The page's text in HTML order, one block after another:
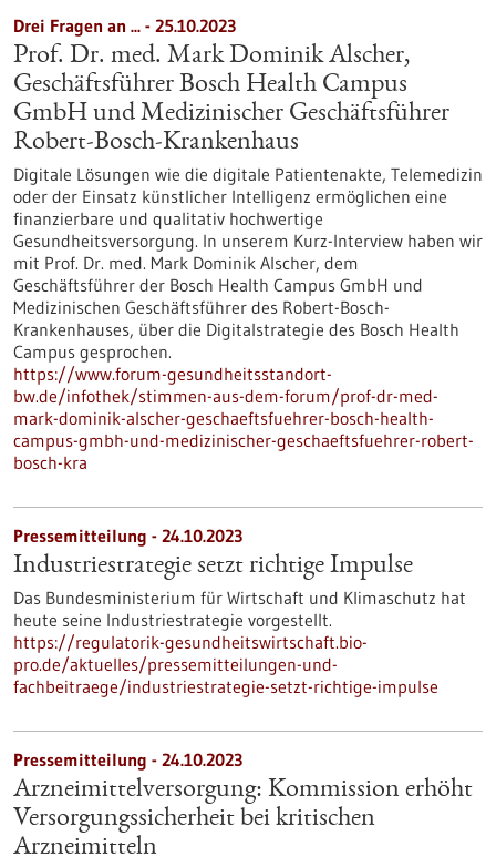
Drei Fragen an ... - 25.10.2023
Prof. Dr. med. Mark Dominik Alscher,
Geschäftsführer Bosch Health Campus
GmbH und Medizinischer Geschäftsführer
Robert-Bosch-Krankenhaus
Digitale Lösungen wie die digitale Patientenakte, Telemedizin
oder der Einsatz künstlicher Intelligenz ermöglichen eine
finanzierbare und qualitativ hochwertige
Gesundheitsversorgung. In unserem Kurz-Interview haben wir
mit Prof. Dr. med. Mark Dominik Alscher, dem
Geschäftsführer der Bosch Health Campus GmbH und
Medizinischen Geschäftsführer des Robert-Bosch-
Krankenhauses, über die Digitalstrategie des Bosch Health
Campus gesprochen.
https://www.forum-gesundheitsstandort-
bw.de/infothek/stimmen-aus-dem-forum/prof-dr-med-
mark-dominik-alscher-geschaeftsfuehrer-bosch-health-
campus-gmbh-und-medizinischer-geschaeftsfuehrer-robert-
bosch-kra
Pressemitteilung - 24.10.2023
Industriestrategie setzt richtige Impulse
Das Bundesministerium für Wirtschaft und Klimaschutz hat
heute seine Industriestrategie vorgestellt.
https://regulatorik-gesundheitswirtschaft.bio-
pro.de/aktuelles/pressemitteilungen-und-
fachbeitraege/industriestrategie-setzt-richtige-impulse
Pressemitteilung - 24.10.2023
Arzneimittelversorgung: Kommission erhöht
Versorgungssicherheit bei kritischen
Arzneimitteln